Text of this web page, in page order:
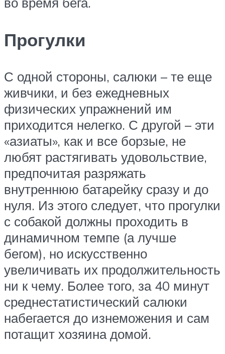
Прогулки
С одной стороны, салюки – те еще
живчики, и без ежедневных
физических упражнений им
приходится нелегко. С другой – эти
«азиаты», как и все борзые, не
любят растягивать удовольствие,
предпочитая разряжать
внутреннюю батарейку сразу и до
нуля. Из этого следует, что прогулки
с собакой должны проходить в
динамичном темпе (а лучше
бегом), но искусственно
увеличивать их продолжительность
ни к чему. Более того, за 40 минут
среднестатистический салюки
набегается до изнеможения и сам
потащит хозяина домой.